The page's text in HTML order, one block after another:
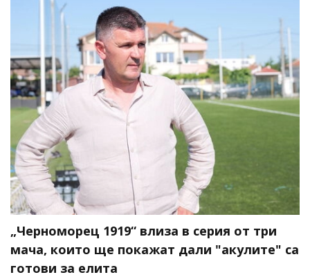
„Черноморец 1919“ влиза в серия от три
мача, които ще покажат дали "акулите" са
готови за елита